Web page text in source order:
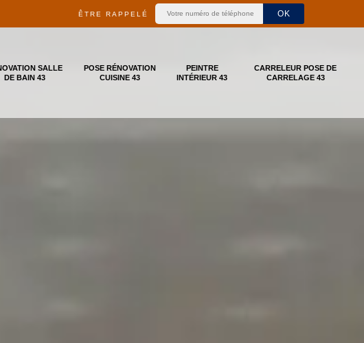
ÊTRE RAPPELÉ
SALLE
DE BAIN 43
POSE RÉNOVATION
CUISINE 43
PEINTRE
INTÉRIEUR 43
CARRELEUR POSE DE
CARRELAGE 43